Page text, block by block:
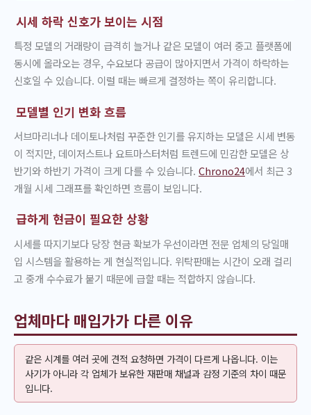
시세 하락 신호가 보이는 시점
특정 모델의 거래량이 급격히 늘거나 같은 모델이 여러 중고 플랫폼에
동시에 올라오는 경우, 수요보다 공급이 많아지면서 가격이 하락하는
신호일 수 있습니다. 이럴 때는 빠르게 결정하는 쪽이 유리합니다.
모델별 인기 변화 흐름
서브마리너나 데이토나처럼 꾸준한 인기를 유지하는 모델은 시세 변동
이 적지만, 데이저스트나 요트마스터처럼 트렌드에 민감한 모델은 상
반기와 하반기 가격이 크게 다를 수 있습니다. Chrono24에서 최근 3
개월 시세 그래프를 확인하면 흐름이 보입니다.
급하게 현금이 필요한 상황
시세를 따지기보다 당장 현금 확보가 우선이라면 전문 업체의 당일매
입 시스템을 활용하는 게 현실적입니다. 위탁판매는 시간이 오래 걸리
고 중개 수수료가 붙기 때문에 급할 때는 적합하지 않습니다.
업체마다 매입가가 다른 이유
같은 시계를 여러 곳에 견적 요청하면 가격이 다르게 나옵니다. 이는
사기가 아니라 각 업체가 보유한 재판매 채널과 감정 기준의 차이 때문
입니다.